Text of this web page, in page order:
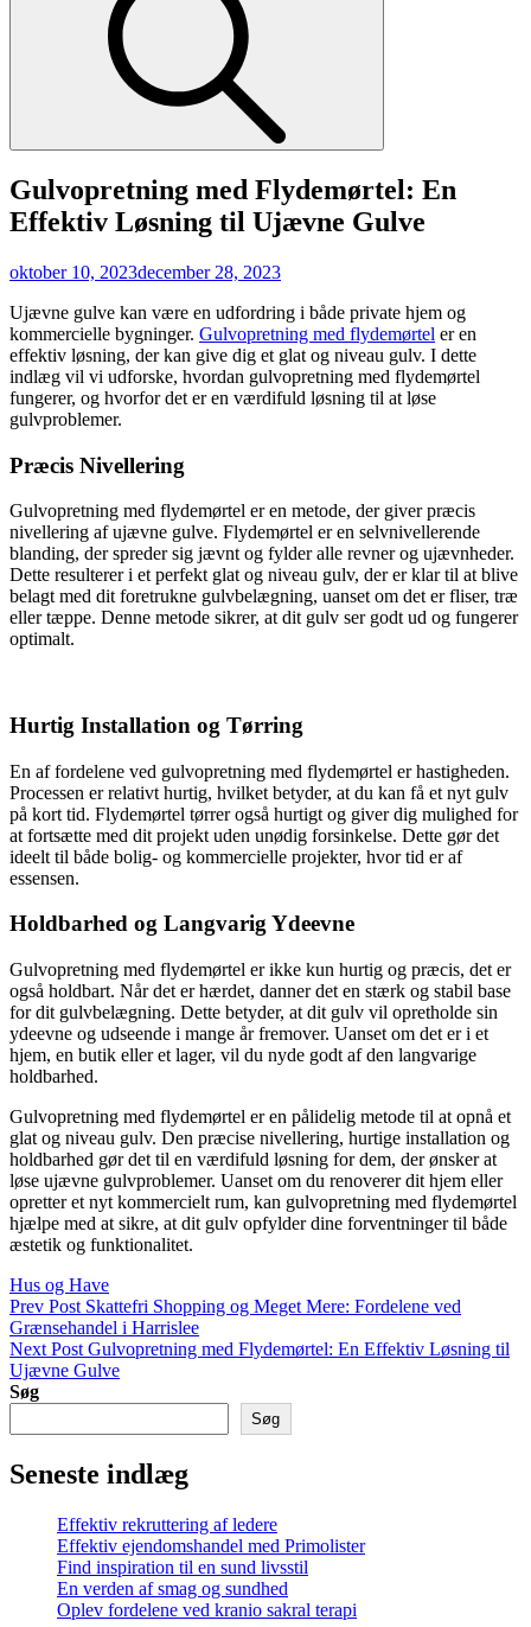
Gulvopretning med Flydemørtel: En
Effektiv Løsning til Ujævne Gulve
Posted
oktober 10, 2023december 28, 2023
Ujævne gulve kan være en udfordring i både private hjem og
kommercielle bygninger. Gulvopretning med flydemørtel er en
effektiv løsning, der kan give dig et glat og niveau gulv. I dette
indlæg vil vi udforske, hvordan gulvopretning med flydemørtel
fungerer, og hvorfor det er en værdifuld løsning til at løse
gulvproblemer.
Præcis Nivellering
Gulvopretning med flydemørtel er en metode, der giver præcis
nivellering af ujævne gulve. Flydemørtel er en selvnivellerende
blanding, der spreder sig jævnt og fylder alle revner og ujævnheder.
Dette resulterer i et perfekt glat og niveau gulv, der er klar til at blive
belagt med dit foretrukne gulvbelægning, uanset om det er fliser, træ
eller tæppe. Denne metode sikrer, at dit gulv ser godt ud og fungerer
optimalt.
Hurtig Installation og Tørring
En af fordelene ved gulvopretning med flydemørtel er hastigheden.
Processen er relativt hurtig, hvilket betyder, at du kan få et nyt gulv
på kort tid. Flydemørtel tørrer også hurtigt og giver dig mulighed for
at fortsætte med dit projekt uden unødig forsinkelse. Dette gør det
ideelt til både bolig- og kommercielle projekter, hvor tid er af
essensen.
Holdbarhed og Langvarig Ydeevne
Gulvopretning med flydemørtel er ikke kun hurtig og præcis, det er
også holdbart. Når det er hærdet, danner det en stærk og stabil base
for dit gulvbelægning. Dette betyder, at dit gulv vil opretholde sin
ydeevne og udseende i mange år fremover. Uanset om det er i et
hjem, en butik eller et lager, vil du nyde godt af den langvarige
holdbarhed.
Gulvopretning med flydemørtel er en pålidelig metode til at opnå et
glat og niveau gulv. Den præcise nivellering, hurtige installation og
holdbarhed gør det til en værdifuld løsning for dem, der ønsker at
løse ujævne gulvproblemer. Uanset om du renoverer dit hjem eller
opretter et nyt kommercielt rum, kan gulvopretning med flydemørtel
hjælpe med at sikre, at dit gulv opfylder dine forventninger til både
æstetik og funktionalitet.
Categories
Hus og Have
Indlægsnavigation
Previous
Post
Prev Post Skattefri Shopping og Meget Mere: Fordelene ved
Grænsehandel i Harrislee
Next
Post
Next Post Gulvopretning med Flydemørtel: En Effektiv Løsning til
Ujævne Gulve
Søg
Søg
Seneste indlæg
Effektiv rekruttering af ledere
Effektiv ejendomshandel med Primolister
Find inspiration til en sund livsstil
En verden af smag og sundhed
Oplev fordelene ved kranio sakral terapi